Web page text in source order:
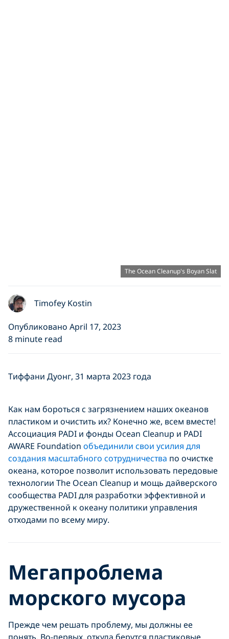
The Ocean Cleanup's Boyan Slat
Timofey Kostin
Опубликовано April 17, 2023
8 minute read
Тиффани Дуонг, 31 марта 2023 года
Как нам бороться с загрязнением наших океанов
пластиком и очистить их? Конечно же, всем вместе!
Ассоциация PADI и фонды Ocean Cleanup и PADI
AWARE Foundation объединили свои усилия для
создания масштабного сотрудничества по очистке
океана, которое позволит использовать передовые
технологии The Ocean Cleanup и мощь дайверского
сообщества PADI для разработки эффективной и
дружественной к океану политики управления
отходами по всему миру.
Мегапроблема
морского мусора
Прежде чем решать проблему, мы должны ее